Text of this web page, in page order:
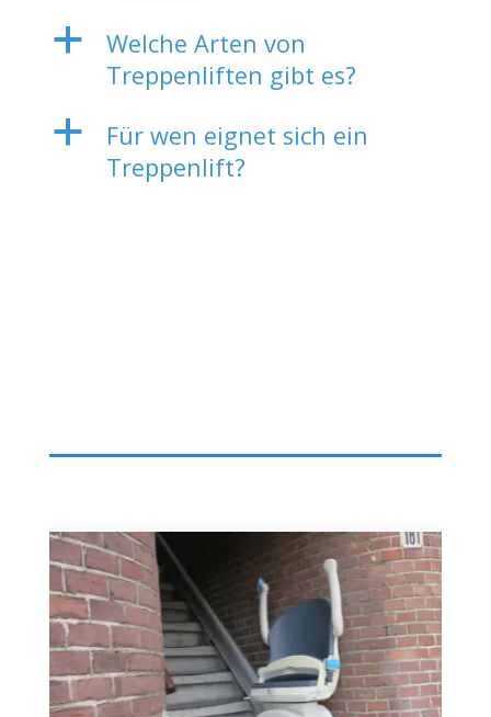
a
Welche Arten von
Treppenliften gibt es?
a
Für wen eignet sich ein
Treppenlift?